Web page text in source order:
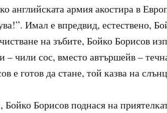
английската армия акостира в
Имал е впредвид, естествено,
на зъбите, Бойко Борисов
– чили сос, вместо автършейв –
е готов да стане, той казва на
Борисов поднася на